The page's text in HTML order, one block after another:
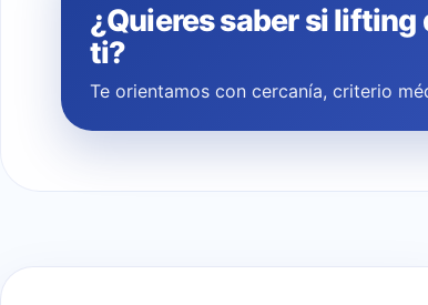
¿Quieres saber si
ti?
Te orientamos con cercanía, criterio